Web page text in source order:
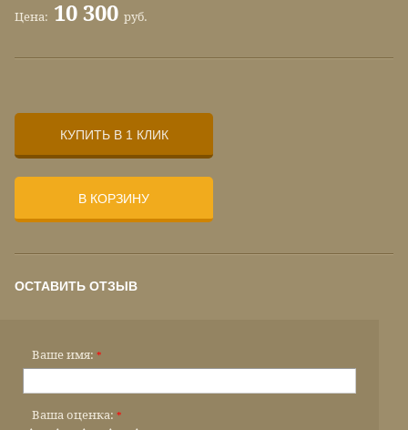
Цена: 10 300 руб.
КУПИТЬ В 1 КЛИК
В КОРЗИНУ
ОСТАВИТЬ ОТЗЫВ
Ваше имя: *
Ваша оценка: *